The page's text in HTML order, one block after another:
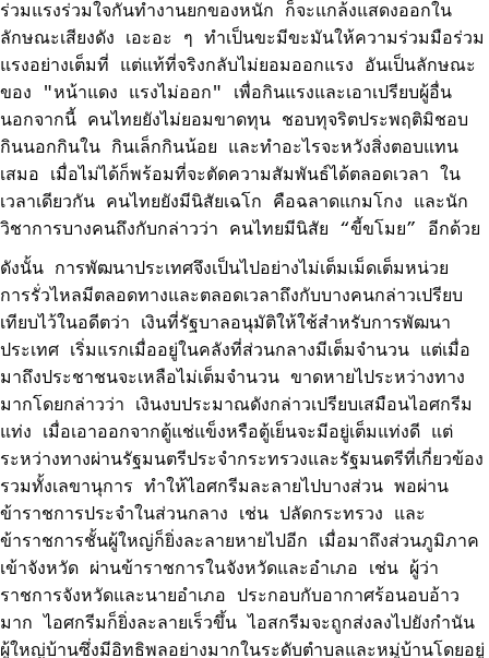
ร่วมแรงร่วมใจกันทำงานยกของหนัก ก็จะแกล้งแสดงออกใน
ลักษณะเสียงดัง เอะอะ ๆ ทำเป็นขะมีขะมันให้ความร่วมมือร่วม
แรงอย่างเต็มที่ แต่แท้ที่จริงกลับไม่ยอมออกแรง อันเป็นลักษณะ
ของ "หน้าแดง แรงไม่ออก" เพื่อกินแรงและเอาเปรียบผู้อื่น
นอกจากนี้ คนไทยยังไม่ยอมขาดทุน ชอบทุจริตประพฤติมิชอบ
กินนอกกินใน กินเล็กกินน้อย และทำอะไรจะหวังสิ่งตอบแทน
เสมอ เมื่อไม่ได้ก็พร้อมที่จะตัดความสัมพันธ์ได้ตลอดเวลา ใน
เวลาเดียวกัน คนไทยยังมีนิสัยเฉโก คือฉลาดแกมโกง และนัก
วิชาการบางคนถึงกับกล่าวว่า คนไทยมีนิสัย “ขี้ขโมย” อีกด้วย
ดังนั้น การพัฒนาประเทศจึงเป็นไปอย่างไม่เต็มเม็ดเต็มหน่วย
การรั่วไหลมีตลอดทางและตลอดเวลาถึงกับบางคนกล่าวเปรียบ
เทียบไว้ในอดีตว่า เงินที่รัฐบาลอนุมัติให้ใช้สำหรับการพัฒนา
ประเทศ เริ่มแรกเมื่ออยู่ในคลังที่ส่วนกลางมีเต็มจำนวน แต่เมื่อ
มาถึงประชาชนจะเหลือไม่เต็มจำนวน ขาดหายไประหว่างทาง
มากโดยกล่าวว่า เงินงบประมาณดังกล่าวเปรียบเสมือนไอศกรีม
แท่ง เมื่อเอาออกจากตู้แช่แข็งหรือตู้เย็นจะมีอยู่เต็มแท่งดี แต่
ระหว่างทางผ่านรัฐมนตรีประจำกระทรวงและรัฐมนตรีที่เกี่ยวข้อง
รวมทั้งเลขานุการ ทำให้ไอศกรีมละลายไปบางส่วน พอผ่าน
ข้าราชการประจำในส่วนกลาง เช่น ปลัดกระทรวง และ
ข้าราชการชั้นผู้ใหญ่ก็ยิ่งละลายหายไปอีก เมื่อมาถึงส่วนภูมิภาค
เข้าจังหวัด ผ่านข้าราชการในจังหวัดและอำเภอ เช่น ผู้ว่า
ราชการจังหวัดและนายอำเภอ ประกอบกับอากาศร้อนอบอ้าว
มาก ไอศกรีมก็ยิ่งละลายเร็วขึ้น ไอสกรีมจะถูกส่งลงไปยังกำนัน
ผู้ใหญ่บ้านซึ่งมีอิทธิพลอย่างมากในระดับตำบลและหมู่บ้านโดยอยู่